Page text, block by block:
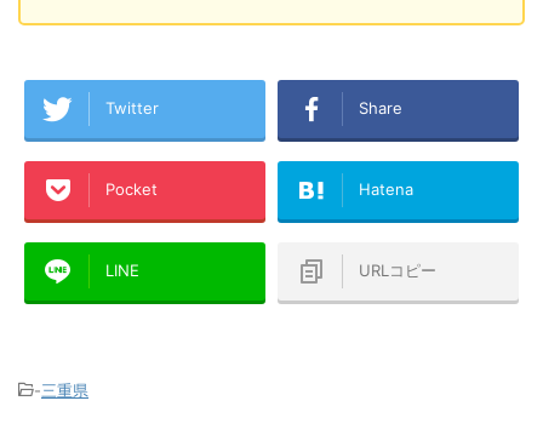
Twitter Share
Pocket Hatena
LINE URLコピー
-三重県